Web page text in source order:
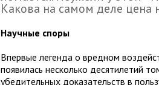
Какова на самом деле цена
Научные споры
Впервые легенда о вредном
появилась несколько десятилетий
убедительных доказательств в